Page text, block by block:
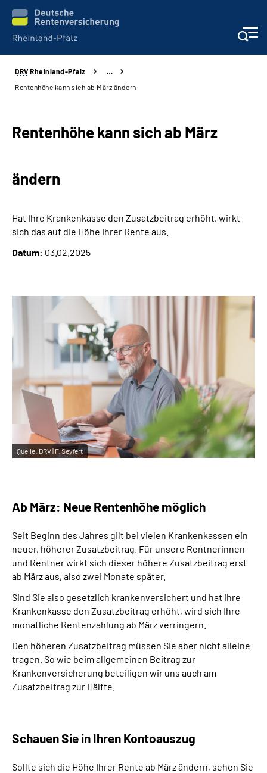
Unsere Leistungen
Karriere
Leichte Sprache
Suche
Mein Kundenportal
DRV Rheinland-Pfalz
…
Rentenhöhe kann sich ab März ändern
Rentenhöhe kann sich ab März
ändern
Hat Ihre Krankenkasse den Zusatzbeitrag erhöht, wirkt
sich das auf die Höhe Ihrer Rente aus.
Datum: 03.02.2025
Quelle: DRV | F. Seyfert
Ab März: Neue Rentenhöhe möglich
Seit Beginn des Jahres gilt bei vielen Krankenkassen ein
neuer, höherer Zusatzbeitrag. Für unsere Rentnerinnen
und Rentner wirkt sich dieser höhere Zusatzbeitrag erst
ab März aus, also zwei Monate später.
Sind Sie also gesetzlich krankenversichert und hat ihre
Krankenkasse den Zusatzbeitrag erhöht, wird sich Ihre
monatliche Rentenzahlung ab März verringern.
Den höheren Zusatzbeitrag müssen Sie aber nicht alleine
tragen. So wie beim allgemeinen Beitrag zur
Krankenversicherung beteiligen wir uns auch am
Zusatzbeitrag zur Hälfte.
Schauen Sie in Ihren Kontoauszug
Sollte sich die Höhe Ihrer Rente ab März ändern, sehen Sie